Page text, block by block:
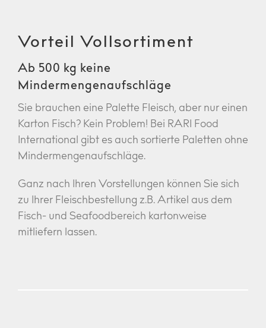
Vorteil Vollsortiment
Ab 500 kg keine
Mindermengenaufschläge
Sie brauchen eine Palette Fleisch, aber nur einen
Karton Fisch? Kein Problem! Bei RARI Food
International gibt es auch sortierte Paletten ohne
Mindermengenaufschläge.
Ganz nach Ihren Vorstellungen können Sie sich
zu Ihrer Fleischbestellung z.B. Artikel aus dem
Fisch- und Seafoodbereich kartonweise
mitliefern lassen.